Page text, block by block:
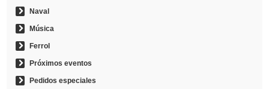
Naval
Música
Ferrol
Próximos eventos
Pedidos especiales